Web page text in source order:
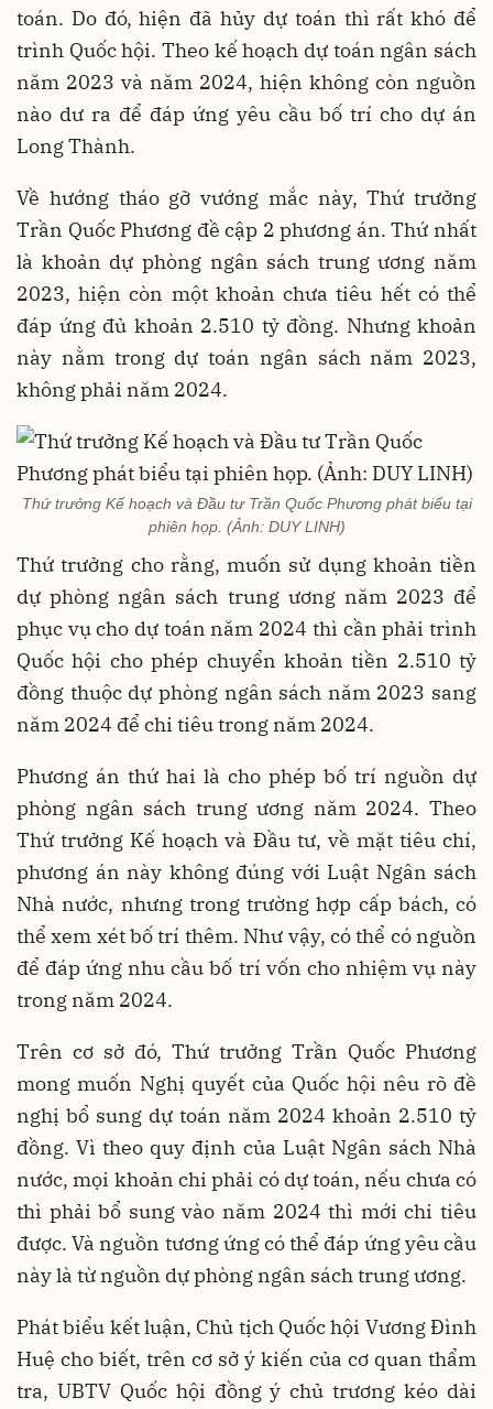
toán. Do đó, hiện đã hủy dự toán thì rất khó để
trình Quốc hội. Theo kế hoạch dự toán ngân sách
năm 2023 và năm 2024, hiện không còn nguồn
nào dư ra để đáp ứng yêu cầu bố trí cho dự án
Long Thành.
Về hướng tháo gỡ vướng mắc này, Thứ trưởng
Trần Quốc Phương đề cập 2 phương án. Thứ nhất
là khoản dự phòng ngân sách trung ương năm
2023, hiện còn một khoản chưa tiêu hết có thể
đáp ứng đủ khoản 2.510 tỷ đồng. Nhưng khoản
này nằm trong dự toán ngân sách năm 2023,
không phải năm 2024.
Thứ trưởng Kế hoạch và Đầu tư Trần Quốc Phương phát biểu tại
phiên họp. (Ảnh: DUY LINH)
Thứ trưởng cho rằng, muốn sử dụng khoản tiền
dự phòng ngân sách trung ương năm 2023 để
phục vụ cho dự toán năm 2024 thì cần phải trình
Quốc hội cho phép chuyển khoản tiền 2.510 tỷ
đồng thuộc dự phòng ngân sách năm 2023 sang
năm 2024 để chi tiêu trong năm 2024.
Phương án thứ hai là cho phép bố trí nguồn dự
phòng ngân sách trung ương năm 2024. Theo
Thứ trưởng Kế hoạch và Đầu tư, về mặt tiêu chí,
phương án này không đúng với Luật Ngân sách
Nhà nước, nhưng trong trường hợp cấp bách, có
thể xem xét bố trí thêm. Như vậy, có thể có nguồn
để đáp ứng nhu cầu bố trí vốn cho nhiệm vụ này
trong năm 2024.
Trên cơ sở đó, Thứ trưởng Trần Quốc Phương
mong muốn Nghị quyết của Quốc hội nêu rõ đề
nghị bổ sung dự toán năm 2024 khoản 2.510 tỷ
đồng. Vì theo quy định của Luật Ngân sách Nhà
nước, mọi khoản chi phải có dự toán, nếu chưa có
thì phải bổ sung vào năm 2024 thì mới chi tiêu
được. Và nguồn tương ứng có thể đáp ứng yêu cầu
này là từ nguồn dự phòng ngân sách trung ương.
Phát biểu kết luận, Chủ tịch Quốc hội Vương Đình
Huệ cho biết, trên cơ sở ý kiến của cơ quan thẩm
tra, UBTV Quốc hội đồng ý chủ trương kéo dài